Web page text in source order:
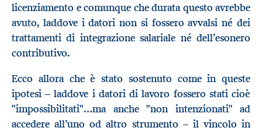
licenziamento e comunque che durata questo avrebbe
avuto, laddove i datori non si fossero avvalsi né dei
trattamenti di integrazione salariale né dell’esonero
contributivo.
Ecco allora che è stato sostenuto come in queste
ipotesi – laddove i datori di lavoro fossero stati cioè
"impossibilitati"…ma anche "non intenzionati" ad
accedere all’uno od altro strumento – il vincolo in